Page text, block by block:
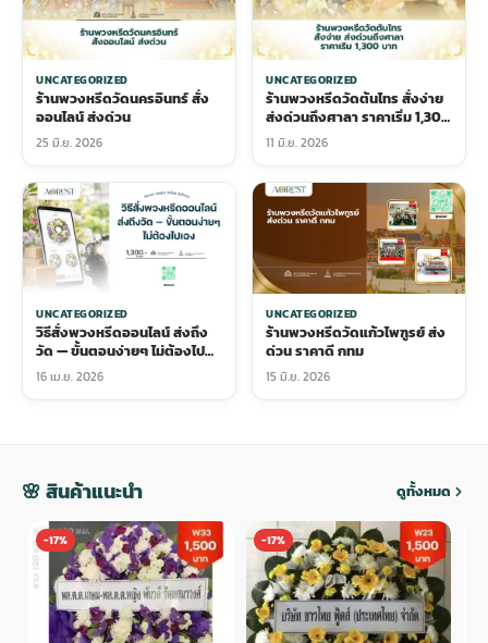
UNCATEGORIZED
ร้านพวงหรีดวัดนครอินทร์ สั่ง
ออนไลน์ ส่งด่วน
25 มิ.ย. 2026
UNCATEGORIZED
ร้านพวงหรีดวัดต้นไทร สั่งง่าย
ส่งด่วนถึงศาลา ราคาเริ่ม 1,300
บาท
11 มิ.ย. 2026
UNCATEGORIZED
วิธีสั่งพวงหรีดออนไลน์ ส่งถึง
วัด — ขั้นตอนง่ายๆ ไม่ต้องไป
เอง
16 เม.ย. 2026
UNCATEGORIZED
ร้านพวงหรีดวัดแก้วไพฑูรย์ ส่ง
ด่วน ราคาดี กทม
15 มิ.ย. 2026
🌸 สินค้าแนะนำ ดูทั้งหมด
-17% -17%